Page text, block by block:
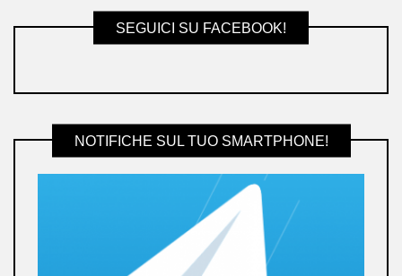
SEGUICI SU FACEBOOK!
NOTIFICHE SUL TUO SMARTPHONE!